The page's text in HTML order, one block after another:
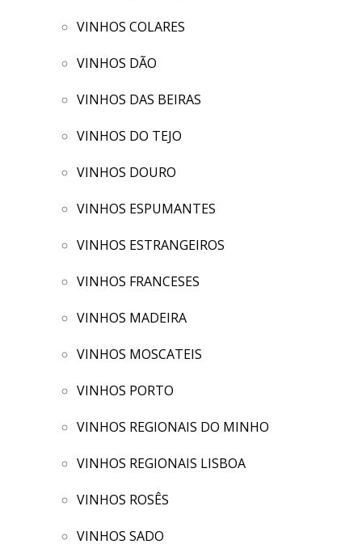
VINHOS COLARES
VINHOS DÃO
VINHOS DAS BEIRAS
VINHOS DO TEJO
VINHOS DOURO
VINHOS ESPUMANTES
VINHOS ESTRANGEIROS
VINHOS FRANCESES
VINHOS MADEIRA
VINHOS MOSCATEIS
VINHOS PORTO
VINHOS REGIONAIS DO MINHO
VINHOS REGIONAIS LISBOA
VINHOS ROSÊS
VINHOS SADO